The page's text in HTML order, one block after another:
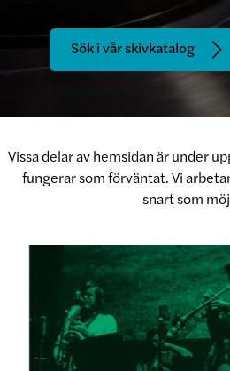
Sök i vår skivkatalog
Vissa delar av hemsidan är under
fungerar som förväntat. Vi
snart som